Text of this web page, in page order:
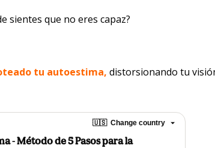
sientes que no eres capaz?
tu autoestima, distorsionando tu
🇺🇸 Change country
- Método de 5 Pasos para la